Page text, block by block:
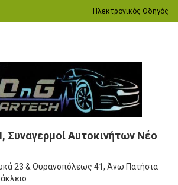
Ηλεκτρονικός Οδηγός
Συναγερμοί Αυτοκινήτων Νέο
23 & Ουρανοπόλεως 41, Άνω Πατήσια